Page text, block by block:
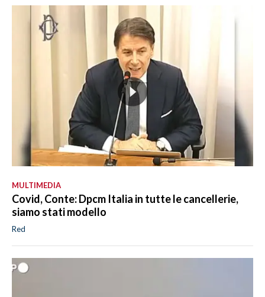
MULTIMEDIA
Covid, Conte: Dpcm Italia in tutte le cancellerie,
siamo stati modello
Red